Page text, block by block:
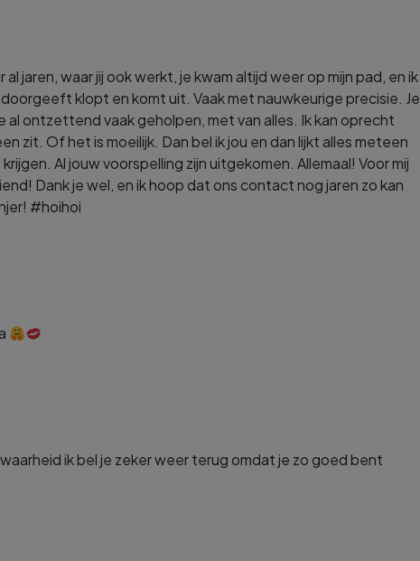
jaren, waar jij ook werkt, je kwam altijd weer op mijn pad, en ik
klopt en komt uit. Vaak met nauwkeurige precisie. Je
al ontzettend vaak geholpen, met van alles. Ik kan oprecht
zit. Of het is moeilijk. Dan bel ik jou en dan lijkt alles meteen
Al jouw voorspelling zijn uitgekomen. Allemaal! Voor mij
Dank je wel, en ik hoop dat ons contact nog jaren zo kan
#hoihoi
ik bel je zeker weer terug omdat je zo goed bent